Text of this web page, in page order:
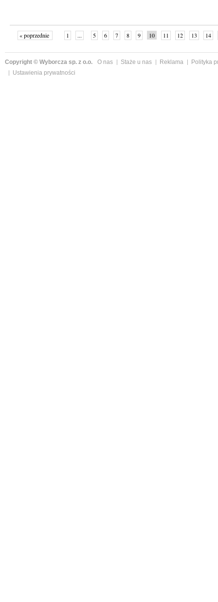
« poprzednie 1 ... 5 6 7 8 9 10 11 12 13 14
Copyright © Wyborcza sp. z o.o. O nas Staże u nas Reklama
Polityka
Ustawienia prywatności